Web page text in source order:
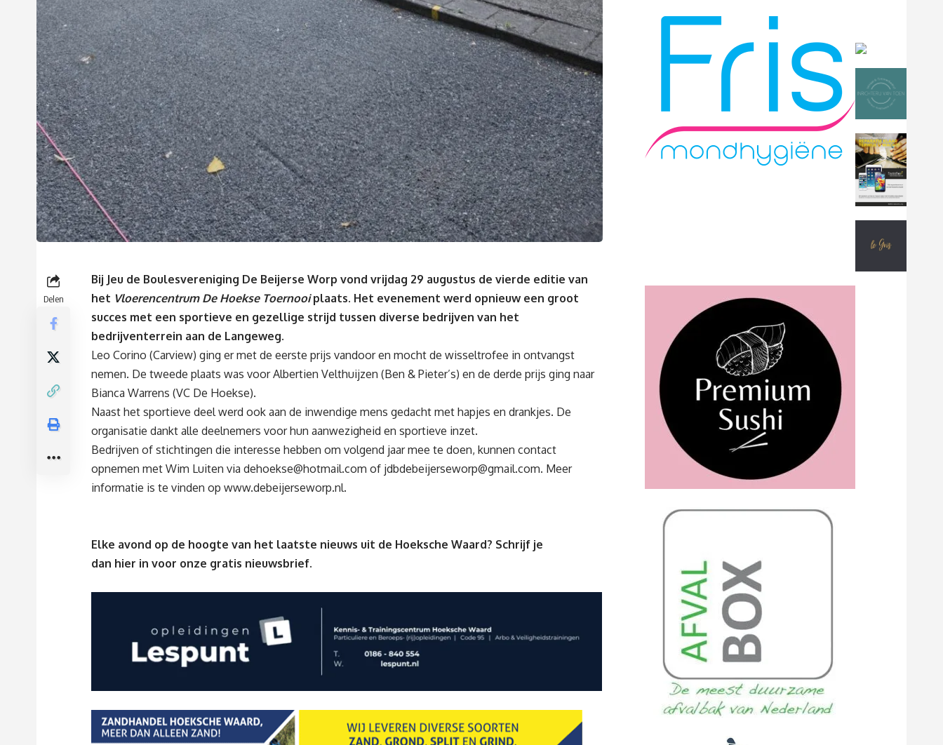
Delen
Bij Jeu de Boulesvereniging De Beijerse Worp vond vrijdag 29 augustus de vierde editie van
het Vloerencentrum De Hoekse Toernooiplaats. Het evenement werd opnieuw een groot
succes met een sportieve en gezellige strijd tussen diverse bedrijven van het
bedrijventerrein aan de Langeweg.
Leo Corino (Carview) ging er met de eerste prijs vandoor en mocht de wisseltrofee in ontvangst
nemen. De tweede plaats was voor Albertien Velthuijzen (Ben & Pieter’s) en de derde prijs ging naar
Bianca Warrens (VC De Hoekse).
Naast het sportieve deel werd ook aan de inwendige mens gedacht met hapjes en drankjes. De
organisatie dankt alle deelnemers voor hun aanwezigheid en sportieve inzet.
Bedrijven of stichtingen die interesse hebben om volgend jaar mee te doen, kunnen contact
opnemen met Wim Luiten via dehoekse@hotmail.com of jdbdebeijerseworp@gmail.com. Meer
informatie is te vinden op www.debeijerseworp.nl.
Elke avond op de hoogte van het laatste nieuws uit de Hoeksche Waard? Schrijf je
dan hier in voor onze gratis nieuwsbrief.